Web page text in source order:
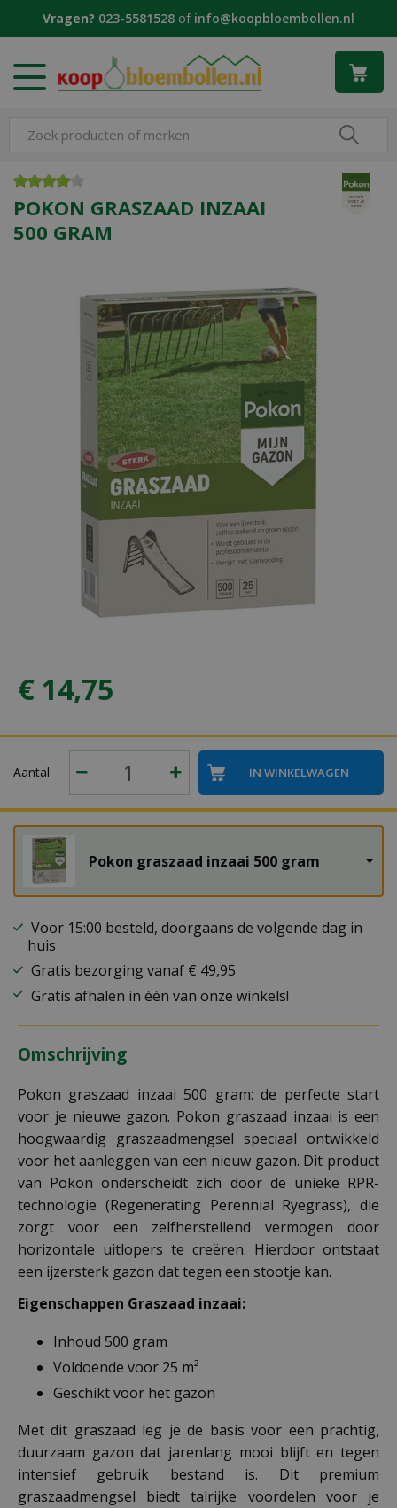
Vragen? 023-5581528 of info@koopbloembollen.nl
POKON GRASZAAD INZAAI
500 GRAM
€ 14,75
Aantal
Pokon graszaad inzaai 500 gram
Voor 15:00 besteld, doorgaans de volgende dag in
huis
Gratis bezorging vanaf € 49,95
Gratis afhalen in één van onze winkels!
Omschrijving
Pokon graszaad inzaai 500 gram: de perfecte start
voor je nieuwe gazon. Pokon graszaad inzaai is een
hoogwaardig graszaadmengsel speciaal ontwikkeld
voor het aanleggen van een nieuw gazon. Dit product
van Pokon onderscheidt zich door de unieke RPR-
technologie (Regenerating Perennial Ryegrass), die
zorgt voor een zelfherstellend vermogen door
horizontale uitlopers te creëren. Hierdoor ontstaat
een ijzersterk gazon dat tegen een stootje kan.
Eigenschappen Graszaad inzaai:
Inhoud 500 gram
Voldoende voor 25 m²
Geschikt voor het gazon
Met dit graszaad leg je de basis voor een prachtig,
duurzaam gazon dat jarenlang mooi blijft en tegen
intensief gebruik bestand is. Dit premium
graszaadmengsel biedt talrijke voordelen voor je